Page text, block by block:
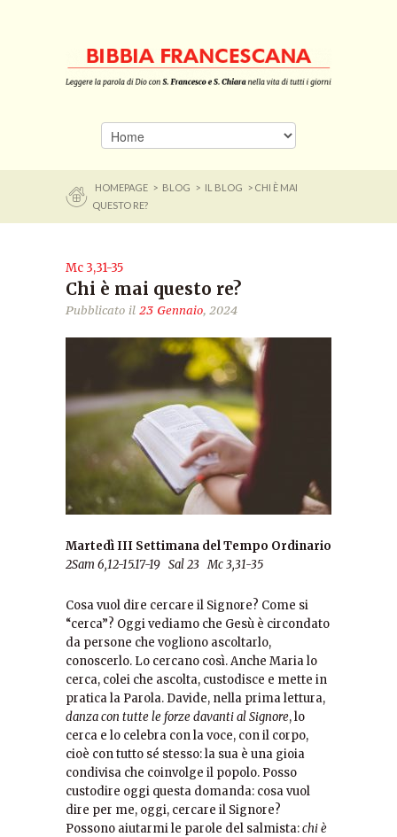
HOMEPAGE > BLOG > IL BLOG
> CHI È MAI
QUESTO RE?
Mc 3,31-35
Chi è mai questo re?
Pubblicato il 23 Gennaio, 2024
Martedì III Settimana del Tempo Ordinario
2Sam 6,12-15.17-19 Sal 23 Mc 3,31-35
Cosa vuol dire cercare il Signore? Come si
“cerca”? Oggi vediamo che Gesù è circondato
da persone che vogliono ascoltarlo,
conoscerlo. Lo cercano così. Anche Maria lo
cerca, colei che ascolta, custodisce e mette in
pratica la Parola. Davide, nella prima lettura,
danza con tutte le forze davanti al Signore, lo
cerca e lo celebra con la voce, con il corpo,
cioè con tutto sé stesso: la sua è una gioia
condivisa che coinvolge il popolo. Posso
custodire oggi questa domanda: cosa vuol
dire per me, oggi, cercare il Signore?
Possono aiutarmi le parole del salmista:chi è